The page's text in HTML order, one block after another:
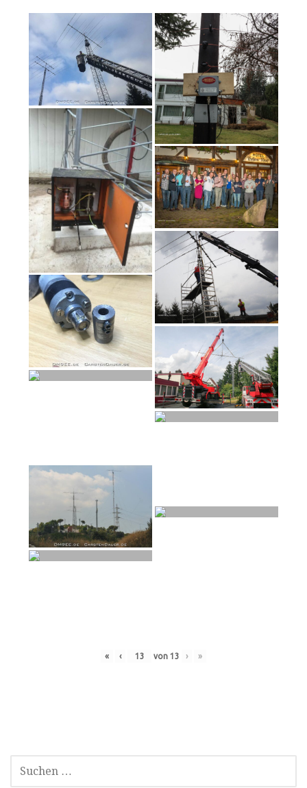
« ‹ von 13 › »
SUCHEN
NACH: